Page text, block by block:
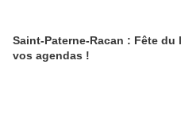
Saint-Paterne-Racan : Fête du
vos agendas !